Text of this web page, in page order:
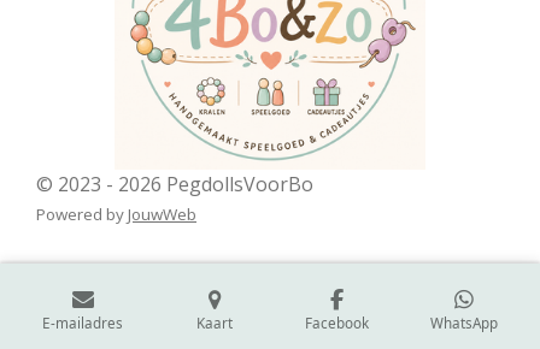
© 2023 - 2026 PegdollsVoorBo
Powered by JouwWeb
E-mailadres Kaart Facebook WhatsApp